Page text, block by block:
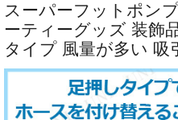
スーパーフットポン
ーティーグッズ 装飾
タイプ 風量が多い 吸